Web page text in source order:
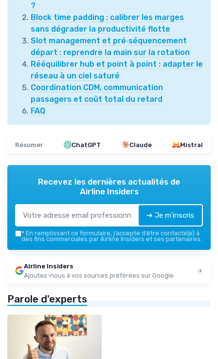
?
Block time padding : calibrer les marges
sans dégrader la productivité flotte
Slot management et pré‑séquencement
départ : reprendre la main sur la rotation
Rééquilibrer hub et point à point : adapter le
réseau à un ciel saturé
Coordination CDM, communication
passagers et coût total du retard
FAQ
Résumer ChatGPT Claude Mistral
Recevez les dernières actualités de
Airline Insiders
➔ Je m'inscris
* En remplissant ce formulaire, j’accepte d’être contacté(e) à
des fins commerciales par Airline Insiders et ses partenaires.
Airline Insiders
Ajoutez-nous à vos sources préférées sur Google
Parole d'experts